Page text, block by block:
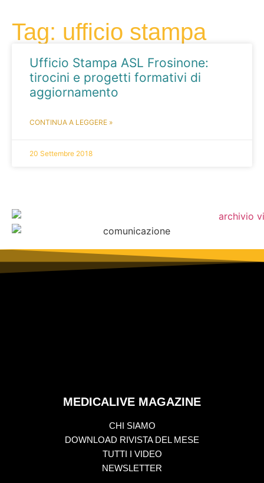
Tag: ufficio stampa
Ufficio Stampa ASL Frosinone:
tirocini e progetti formativi di
aggiornamento
CONTINUA A LEGGERE »
20 Settembre 2018
MEDICALIVE MAGAZINE
CHI SIAMO
DOWNLOAD RIVISTA DEL MESE
TUTTI I VIDEO
NEWSLETTER